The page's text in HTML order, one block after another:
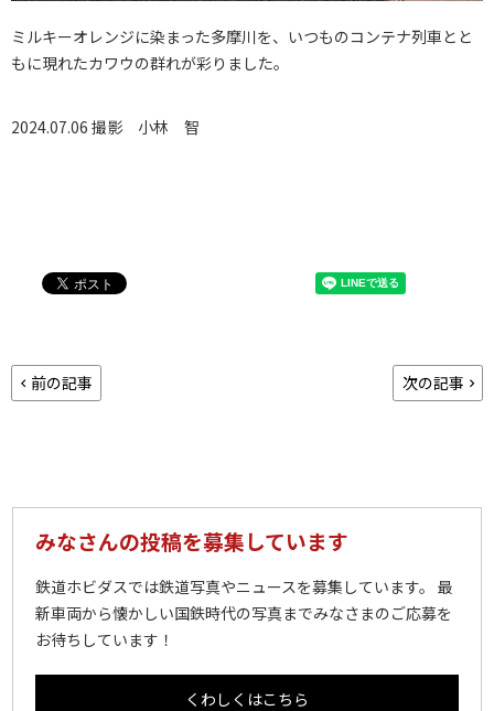
ミルキーオレンジに染まった多摩川を、いつものコンテナ列車とと
もに現れたカワウの群れが彩りました。
2024.07.06 撮影 小林 智
前の記事 次の記事
みなさんの投稿を募集しています
鉄道ホビダスでは鉄道写真やニュースを募集しています。 最
新車両から懐かしい国鉄時代の写真までみなさまのご応募を
お待ちしています！
くわしくはこちら